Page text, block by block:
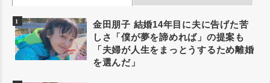
金田朋子 結婚14年目に夫に告げた苦
しさ「僕が夢を諦めれば」の提案も
「夫婦が人生をまっとうするため離婚
を選んだ」